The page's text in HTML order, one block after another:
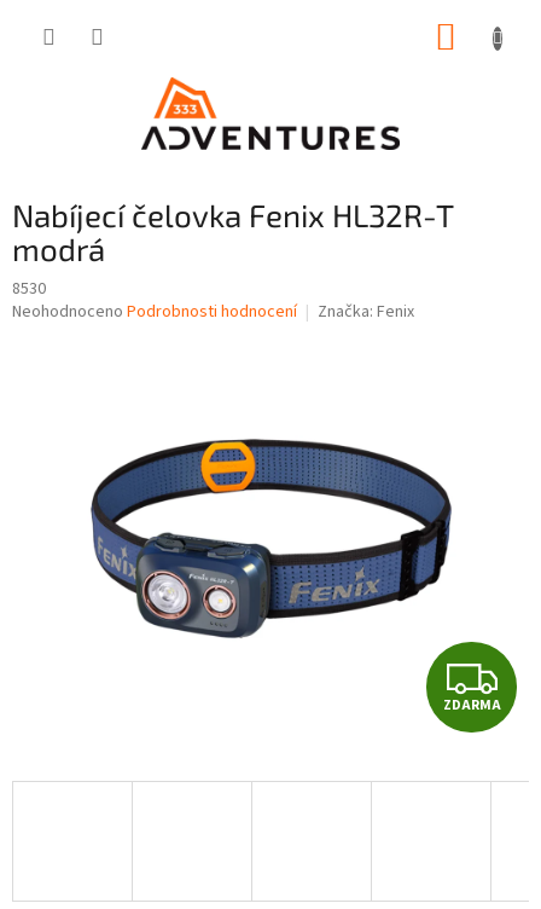
Nabíjecí čelovka Fenix HL32R-T
modrá
8530
Průměrné
Neohodnoceno Podrobnosti hodnocení Značka: Fenix
Z
D
A
ZDARMA